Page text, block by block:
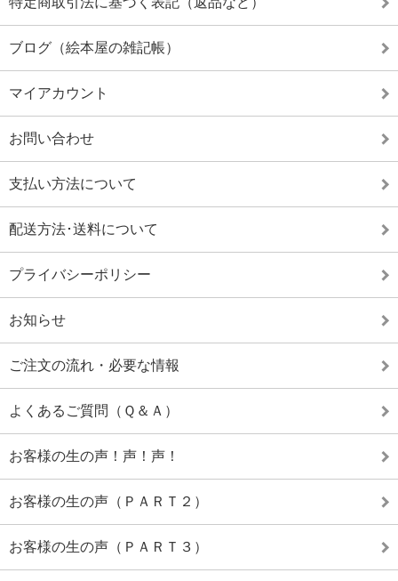
ブログ（絵本屋の雑記帳）
マイアカウント
お問い合わせ
支払い方法について
配送方法･送料について
プライバシーポリシー
お知らせ
ご注文の流れ・必要な情報
よくあるご質問（Ｑ＆Ａ）
お客様の生の声！声！声！
お客様の生の声（ＰＡＲＴ２）
お客様の生の声（ＰＡＲＴ３）